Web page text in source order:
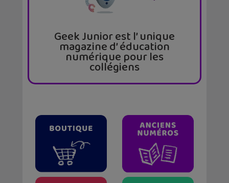
Geek Junior est l’ unique
magazine d’ éducation
numérique pour les
collégiens